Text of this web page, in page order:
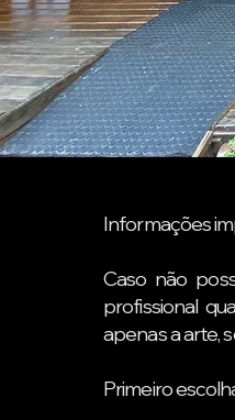
Informações
Caso não
profissional
apenas a arte,
Primeiro